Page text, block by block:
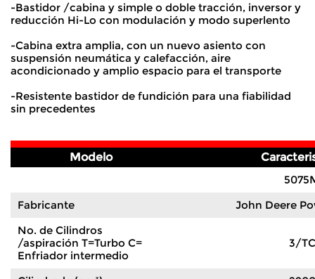
-Bastidor /cabina y simple o doble tracción, inversor y
reducción Hi-Lo con modulación y modo superlento
-Cabina extra amplia, con un nuevo asiento con
suspensión neumática y calefacción, aire
acondicionado y amplio espacio para el transporte
-Resistente bastidor de fundición para una fiabilidad
sin precedentes
Modelo
Fabricante
John Deere
No. de Cilindros
/aspiración T=Turbo C=
Enfriador intermedio
3/TC